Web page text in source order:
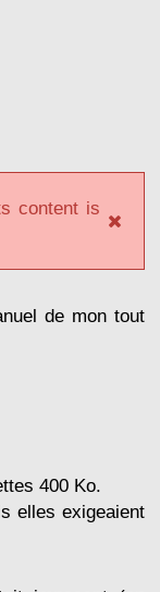
content is
de mon tout
400 Ko.
elles exigeaient